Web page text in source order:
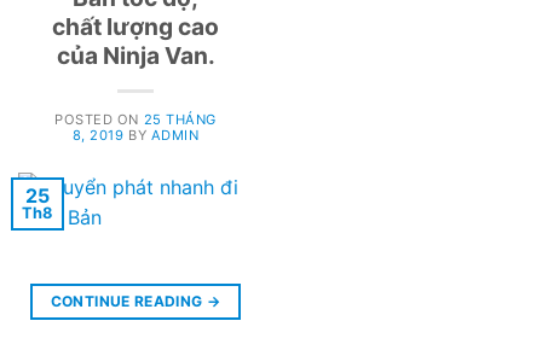
chất lượng cao
của Ninja Van.
POSTED ON 25 THÁNG
8, 2019 BY ADMIN
25
Th8
CONTINUE READING →